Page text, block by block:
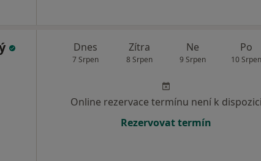
Dnes
7 Srpen
Zítra
8 Srpen
Ne
9 Srpen
Po
10 Srpen
Online rezervace termínu není k dispozici
Rezervovat termín